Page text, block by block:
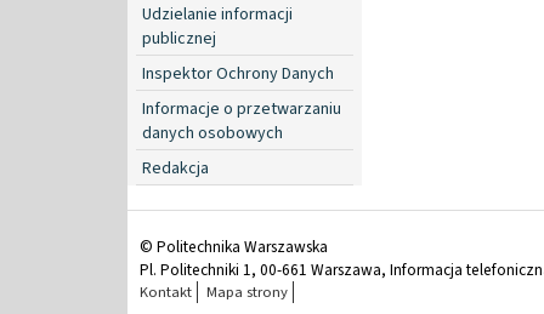
Udzielanie informacji
publicznej
Inspektor Ochrony Danych
Informacje o przetwarzaniu
danych osobowych
Redakcja
© Politechnika Warszawska
Pl. Politechniki 1, 00-661 Warszawa, Informacja
Kontakt Mapa strony